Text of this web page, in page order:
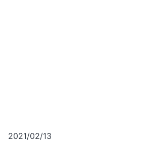
2021/02/13